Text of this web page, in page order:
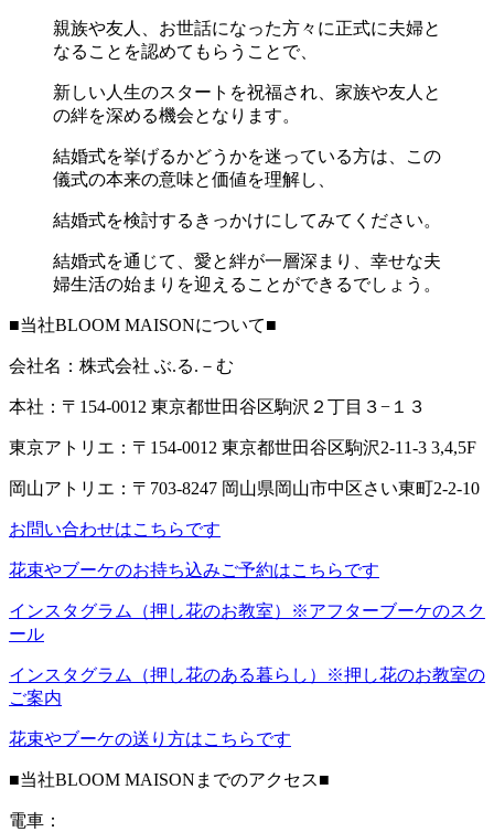
親族や友人、お世話になった方々に正式に夫婦と
なることを認めてもらうことで、
新しい人生のスタートを祝福され、家族や友人と
の絆を深める機会となります。
結婚式を挙げるかどうかを迷っている方は、この
儀式の本来の意味と価値を理解し、
結婚式を検討するきっかけにしてみてください。
結婚式を通じて、愛と絆が一層深まり、幸せな夫
婦生活の始まりを迎えることができるでしょう。
■当社BLOOM MAISONについて■
会社名：株式会社 ぶ.る.－む
本社：〒154-0012 東京都世田谷区駒沢２丁目３−１３
東京アトリエ：〒154-0012 東京都世田谷区駒沢2-11-3 3,4,5F
岡山アトリエ：〒703-8247 岡山県岡山市中区さい東町2-2-10
お問い合わせはこちらです
花束やブーケのお持ち込みご予約はこちらです
インスタグラム（押し花のお教室）※アフターブーケのスク
ール
インスタグラム（押し花のある暮らし）※押し花のお教室の
ご案内
花束やブーケの送り方はこちらです
■当社BLOOM MAISONまでのアクセス■
電車：